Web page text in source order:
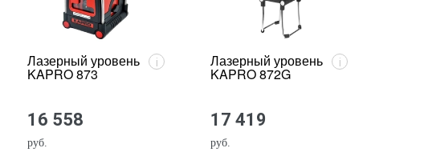
Лазерный уровень
KAPRO 873
i
16 558
руб.
Лазерный уровень
KAPRO 872G
i
17 419
руб.